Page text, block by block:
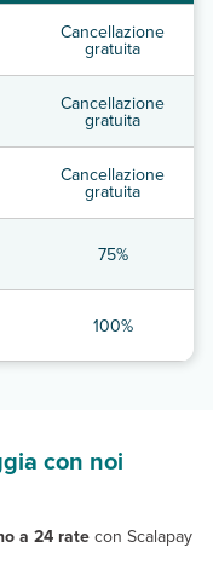
Cancellazione
gratuita
Cancellazione
gratuita
Cancellazione
gratuita
75%
100%
con noi
a 24 rate con Scalapay